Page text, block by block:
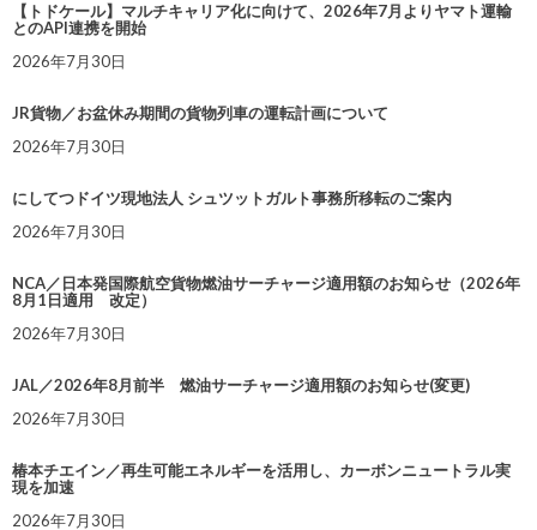
【トドケール】マルチキャリア化に向けて、2026年7月よりヤマト運輸
とのAPI連携を開始
2026年7月30日
JR貨物／お盆休み期間の貨物列車の運転計画について
2026年7月30日
にしてつドイツ現地法人 シュツットガルト事務所移転のご案内
2026年7月30日
NCA／日本発国際航空貨物燃油サーチャージ適用額のお知らせ（2026年
8月1日適用 改定）
2026年7月30日
JAL／2026年8月前半 燃油サーチャージ適用額のお知らせ(変更)
2026年7月30日
椿本チエイン／再生可能エネルギーを活用し、カーボンニュートラル実
現を加速
2026年7月30日